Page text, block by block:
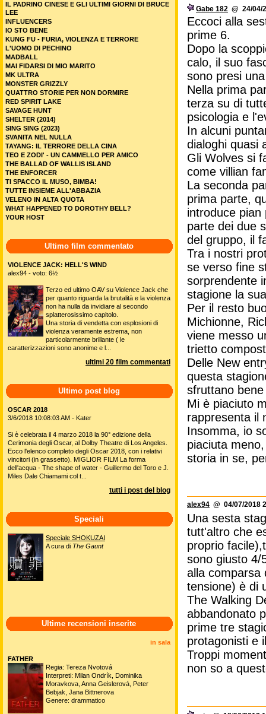
Gabe 182 @ 24/04/
Eccoci alla
prime 6.
Dopo la
calo, il suo
sono presi
Nella prima
terza su di
psicologia e
In alcuni
dialoghi quasi
Gli Wolves si
come villian
La seconda
prima parte,
introduce pian
parte dei due
del gruppo, il
Tra i nostri
se verso fine
sorprendente
stagione la
Per il resto
Michionne,
viene messo
trietto
Delle New
questa
sfruttano
Mi è piaciuto
rappresenta il
Insomma, io
piaciuta
storia in se,
alex94 @ 04/07/2018
Una sesta
tutt'altro che
proprio
sono giusto 4/
alla comparsa
tensione) è di
The Walking
abbandonato
prime tre
protagonisti e
Troppi
non so a
IL PADRINO CINESE E GLI ULTIMI GIORNI DI BRUCE
LEE
INFLUENCERS
IO STO BENE
KUNG FU - FURIA, VIOLENZA E TERRORE
L'UOMO DI PECHINO
MADBALL
MAI FIDARSI DI MIO MARITO
MK ULTRA
MONSTER GRIZZLY
QUATTRO STORIE PER NON DORMIRE
RED SPIRIT LAKE
SAVAGE HUNT
SHELTER (2014)
SING SING (2023)
SVANITA NEL NULLA
TAYANG: IL TERRORE DELLA CINA
TEO E ZODI' - UN CAMMELLO PER AMICO
THE BALLAD OF WALLIS ISLAND
THE ENFORCER
TI SPACCO IL MUSO, BIMBA!
TUTTE INSIEME ALL'ABBAZIA
VELENO IN ALTA QUOTA
WHAT HAPPENED TO DOROTHY BELL?
YOUR HOST
Ultimo film commentato
VIOLENCE JACK: HELL'S WIND
alex94 - voto: 6½
Terzo ed ultimo OAV su Violence Jack che
per quanto riguarda la brutalità e la violenza
non ha nulla da invidiare al secondo
splatterosissimo capitolo.
Una storia di vendetta con esplosioni di
violenza veramente estrema, non
particolarmente brillante ( le
caratterizzazioni sono anonime e l...
ultimi 20 film commentati
Ultimo post blog
OSCAR 2018
3/6/2018 10:08:03 AM - Kater
Si è celebrata il 4 marzo 2018 la 90° edizione della
Cerimonia degli Oscar, al Dolby Theatre di Los Angeles.
Ecco l'elenco completo degli Oscar 2018, con i relativi
vincitori (in grassetto). MIGLIOR FILM La forma
dell'acqua - The shape of water - Guillermo del Toro e J.
Miles Dale Chiamami col t...
tutti i post del blog
Speciali
Speciale SHOKUZAI
A cura di The Gaunt
Ultime recensioni inserite
in sala
FATHER
Regia: Tereza Nvotová
Interpreti: Milan Ondrík, Dominika
Moravkova, Anna Geislerová, Peter
Bebjak, Jana Bittnerova
Genere: drammatico